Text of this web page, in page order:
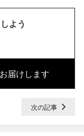
しよう
届けします
次の記事